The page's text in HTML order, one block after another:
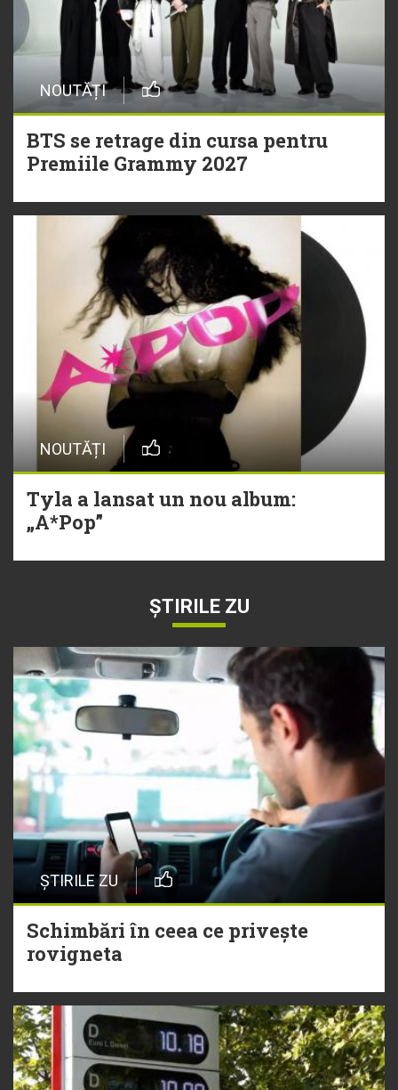
NOUTĂȚI
BTS se retrage din cursa pentru
Premiile Grammy 2027
NOUTĂȚI
Tyla a lansat un nou album:
„A*Pop”
ȘTIRILE ZU
ȘTIRILE ZU
Schimbări în ceea ce privește
rovigneta